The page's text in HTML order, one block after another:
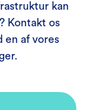
kan
Kontakt os
en af vores